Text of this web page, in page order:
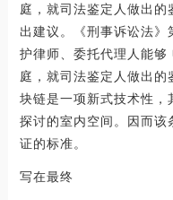
庭，就司法鉴定人做出
出建议。《刑事诉讼法
护律师、委托代理人能够
庭，就司法鉴定人做出
块链是一项新式技术性，
探讨的室内空间。因而该
证的标准。
写在最终